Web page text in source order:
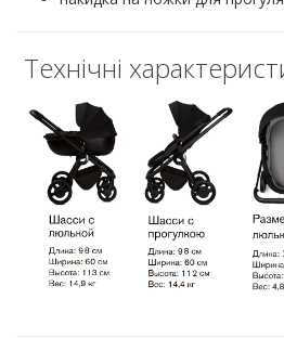
Технічні